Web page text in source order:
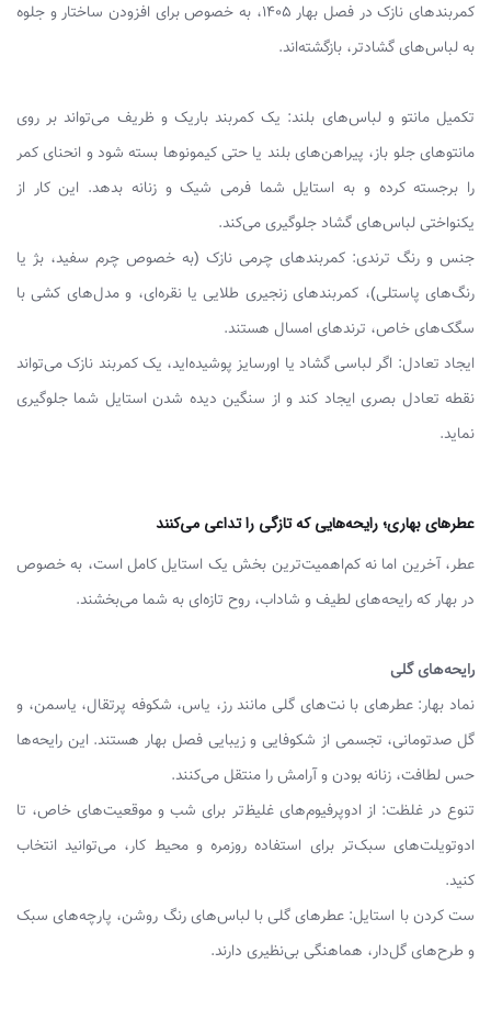
کمربندهای نازک در فصل بهار ۱۴۰۵، به خصوص برای افزودن ساختار و جلوه
به لباس‌های گشادتر، بازگشته‌اند.
تکمیل مانتو و لباس‌های بلند: یک کمربند باریک و ظریف می‌تواند بر روی
مانتوهای جلو باز، پیراهن‌های بلند یا حتی کیمونوها بسته شود و انحنای کمر
را برجسته کرده و به استایل شما فرمی شیک و زنانه بدهد. این کار از
یکنواختی لباس‌های گشاد جلوگیری می‌کند.
جنس و رنگ ترندی: کمربندهای چرمی نازک (به خصوص چرم سفید، بژ یا
رنگ‌های پاستلی)، کمربندهای زنجیری طلایی یا نقره‌ای، و مدل‌های کشی با
سگک‌های خاص، ترندهای امسال هستند.
ایجاد تعادل: اگر لباسی گشاد یا اورسایز پوشیده‌اید، یک کمربند نازک می‌تواند
نقطه تعادل بصری ایجاد کند و از سنگین دیده شدن استایل شما جلوگیری
نماید.
عطرهای بهاری؛ رایحه‌هایی که تازگی را تداعی می‌کنند
عطر، آخرین اما نه کم‌اهمیت‌ترین بخش یک استایل کامل است، به خصوص
در بهار که رایحه‌های لطیف و شاداب، روح تازه‌ای به شما می‌بخشند.
رایحه‌های گلی
نماد بهار: عطرهای با نت‌های گلی مانند رز، یاس، شکوفه پرتقال، یاسمن، و
گل صدتومانی، تجسمی از شکوفایی و زیبایی فصل بهار هستند. این رایحه‌ها
حس لطافت، زنانه بودن و آرامش را منتقل می‌کنند.
تنوع در غلظت: از ادوپرفیوم‌های غلیظ‌تر برای شب و موقعیت‌های خاص، تا
ادوتویلت‌های سبک‌تر برای استفاده روزمره و محیط کار، می‌توانید انتخاب
کنید.
ست کردن با استایل: عطرهای گلی با لباس‌های رنگ روشن، پارچه‌های سبک
و طرح‌های گل‌دار، هماهنگی بی‌نظیری دارند.